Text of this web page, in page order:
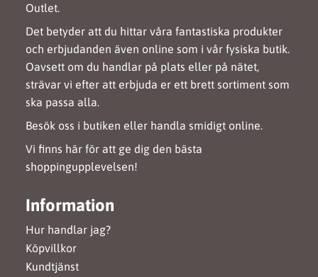
Outlet.
Det betyder att du hittar våra fantastiska produkter
och erbjudanden även online som i vår fysiska butik.
Oavsett om du handlar på plats eller på nätet,
strävar vi efter att erbjuda er ett brett sortiment som
ska passa alla.
Besök oss i butiken eller handla smidigt online.
Vi finns här för att ge dig den bästa
shoppingupplevelsen!
Information
Hur handlar jag?
Köpvillkor
Kundtjänst